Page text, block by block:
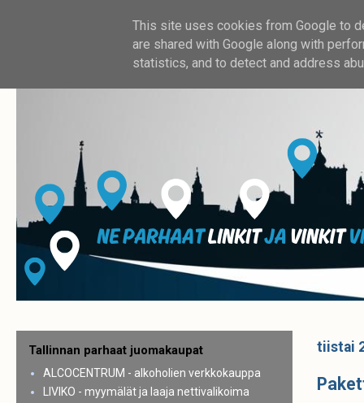
tiistai
Tallinnan parhaat juomakaupat
ALCOCENTRUM - alkoholien verkkokauppa
LIVIKO - myymälät ja laaja nettivalikoima
This site uses cookies from Google to
are shared with Google along with
statistics, and to detect and address